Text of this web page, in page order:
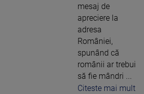
mesaj de
apreciere la
adresa
României,
spunând că
românii ar trebui
să fie mândri ...
Citeste mai mult